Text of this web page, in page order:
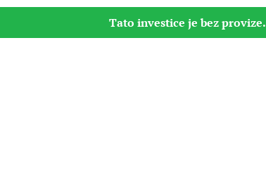
Tato investice je bez provize.